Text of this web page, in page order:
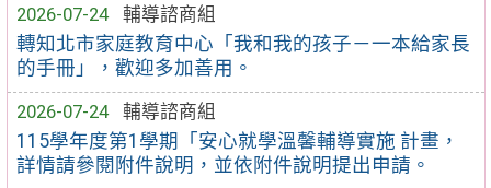
2026-07-24
輔導諮商組
轉知北市家庭教育中心「我和我的孩子－一本給家長
的手冊」，歡迎多加善用。
2026-07-24
輔導諮商組
115學年度第1學期「安心就學溫馨輔導實施 計畫，
詳情請參閱附件說明，並依附件說明提出申請。